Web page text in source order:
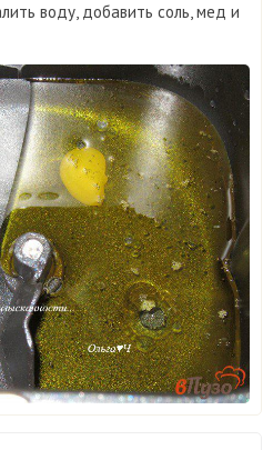
воду, добавить соль, мед и